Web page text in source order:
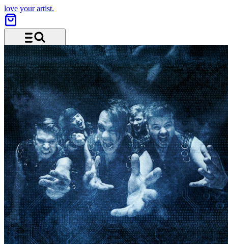
love your artist.
Menü und Suche